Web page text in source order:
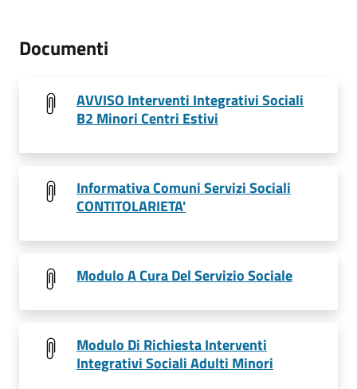
Documenti
AVVISO Interventi Integrativi Sociali
B2 Minori Centri Estivi
Informativa Comuni Servizi Sociali
CONTITOLARIETA'
Modulo A Cura Del Servizio Sociale
Modulo Di Richiesta Interventi
Integrativi Sociali Adulti Minori